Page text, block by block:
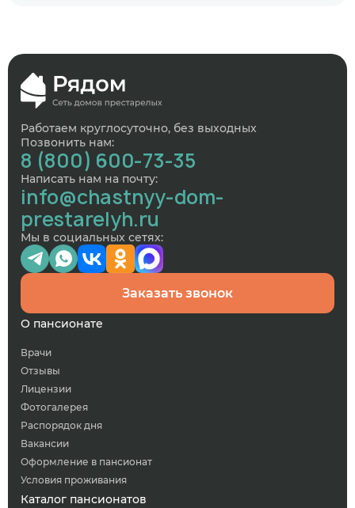
Работаем круглосуточно, без выходных
Позвонить нам:
8 (800) 600-73-35
Написать нам на почту:
info@chastnyy-dom-
prestarelyh.ru
Мы в социальных сетях:
Заказать звонок
О пансионате
Врачи
Отзывы
Лицензии
Фотогалерея
Распорядок дня
Вакансии
Оформление в пансионат
Условия проживания
Каталог пансионатов